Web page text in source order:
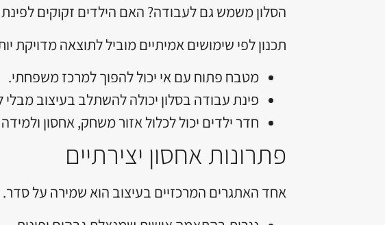
הסלון משמש גם לעבודה? האם הילדים זקוקים לפינת
תכנון לפי שימושים אמיתיים מוביל לתוצאה מדויקת
מטבח פתוח עם אי יכול להפוך למרכז משפחתי.
פינת עבודה בסלון יכולה להשתלב בעיצוב מבלי
חדר ילדים יכול לכלול אזור משחק, אחסון
פתרונות אחסון יצירתיים
אחד האתגרים המרכזיים בעיצוב הוא שמירה על סדר.